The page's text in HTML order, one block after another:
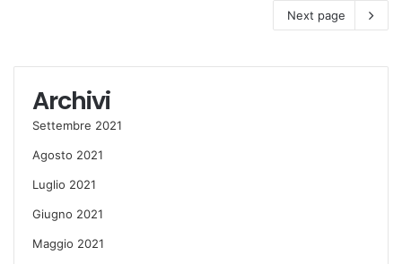
Next page
Archivi
Settembre 2021
Agosto 2021
Luglio 2021
Giugno 2021
Maggio 2021